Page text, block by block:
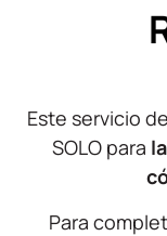
Este servicio
SOLO para
Para